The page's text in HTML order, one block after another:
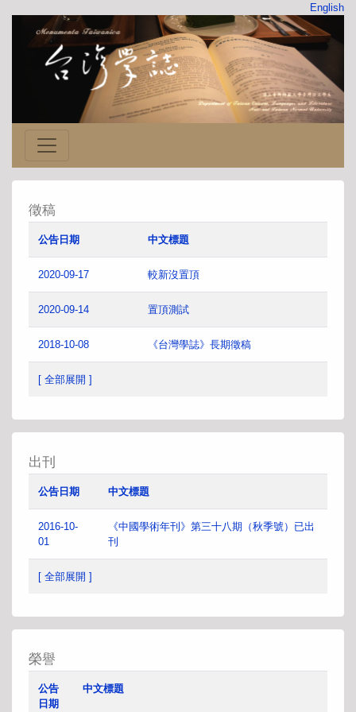
English
徵稿
公告日期 中文標題
2020-09-17 較新沒置頂
2020-09-14 置頂測試
2018-10-08 《台灣學誌》長期徵稿
[ 全部展開 ]
出刊
公告日期 中文標題
2016-10-
01
《中國學術年刊》第三十八期（秋季號）已出
刊
[ 全部展開 ]
榮譽
公告
日期
中文標題